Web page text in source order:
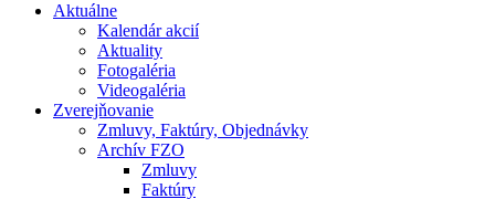
Aktuálne
Kalendár akcií
Aktuality
Fotogaléria
Videogaléria
Zverejňovanie
Zmluvy, Faktúry, Objednávky
Archív FZO
Zmluvy
Faktúry